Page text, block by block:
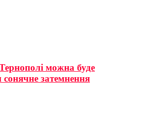
можна буде
сонячне затемнення